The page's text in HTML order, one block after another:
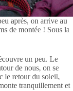
après, on arrive au
de montée ! Sous la
un peu. Le
de nous, on se
le retour du soleil,
tranquillement et